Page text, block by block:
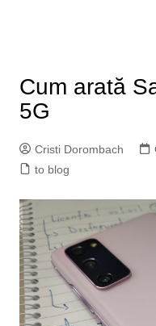
Cum arată
5G
Cristi Dorombach
to blog